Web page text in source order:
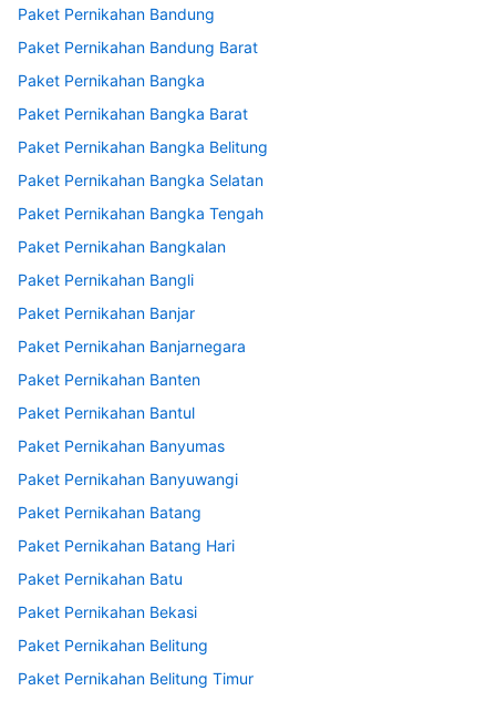
Paket Pernikahan Bandung
Paket Pernikahan Bandung Barat
Paket Pernikahan Bangka
Paket Pernikahan Bangka Barat
Paket Pernikahan Bangka Belitung
Paket Pernikahan Bangka Selatan
Paket Pernikahan Bangka Tengah
Paket Pernikahan Bangkalan
Paket Pernikahan Bangli
Paket Pernikahan Banjar
Paket Pernikahan Banjarnegara
Paket Pernikahan Banten
Paket Pernikahan Bantul
Paket Pernikahan Banyumas
Paket Pernikahan Banyuwangi
Paket Pernikahan Batang
Paket Pernikahan Batang Hari
Paket Pernikahan Batu
Paket Pernikahan Bekasi
Paket Pernikahan Belitung
Paket Pernikahan Belitung Timur